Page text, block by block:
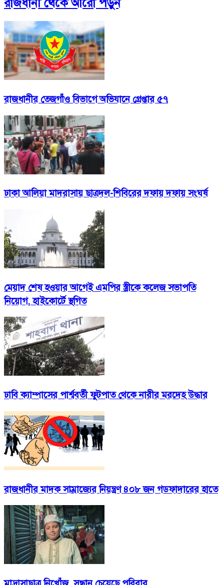
রাজধানীথেকে আরো পড়ুন
রাজধানীর তেজগাঁও বিভাগে অভিযানে গ্রেপ্তার ৫৭
ঢাকা আলিয়া মাদরাসায় ছাত্রদল-শিবিরের দফায় দফায় সংঘর্ষ
মেয়াদ শেষ হওয়ার আগেই এমপির স্ত্রীকে কলেজ সভাপতি
নিয়োগ, হাইকোর্টে স্থগিত
ঢাবি ক্যাম্পাসের পার্শ্ববর্তী ফুটপাত থেকে নারীর মরদেহ উদ্ধার
রাজধানীর মাদক সাম্রাজ্যের নিয়ন্ত্রণ ৪০৮ জন গডফাদারের হাতে